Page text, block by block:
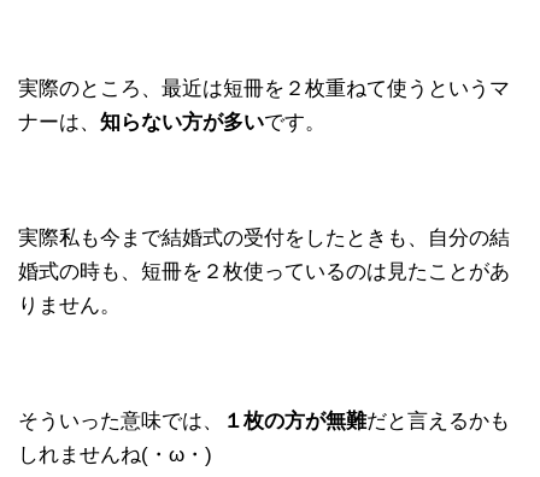
実際のところ、最近は短冊を２枚重ねて使うというマ
ナーは、 知らない方が多いです。
実際私も今まで結婚式の受付をしたときも、自分の結
婚式の時も、短冊を２枚使っているのは見たことがあ
りません。
そういった意味では、 １枚の方が無難だと言えるかも
しれませんね(・ω・)